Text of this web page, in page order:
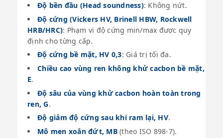
Độ bền đầu (Head soundness): Không nứt.
Độ cứng (Vickers HV, Brinell HBW, Rockwell
HRB/HRC): Phạm vi độ cứng min/max được quy
định cho từng cấp.
Độ cứng bề mặt, HV 0,3: Giá trị tối đa.
Chiều cao vùng ren không khử cacbon bề mặt,
E.
Độ sâu của vùng khử cacbon hoàn toàn trong
ren, G.
Độ giảm độ cứng sau khi ram lại, HV.
Mô men xoắn đứt, MB(theo ISO 898-7).